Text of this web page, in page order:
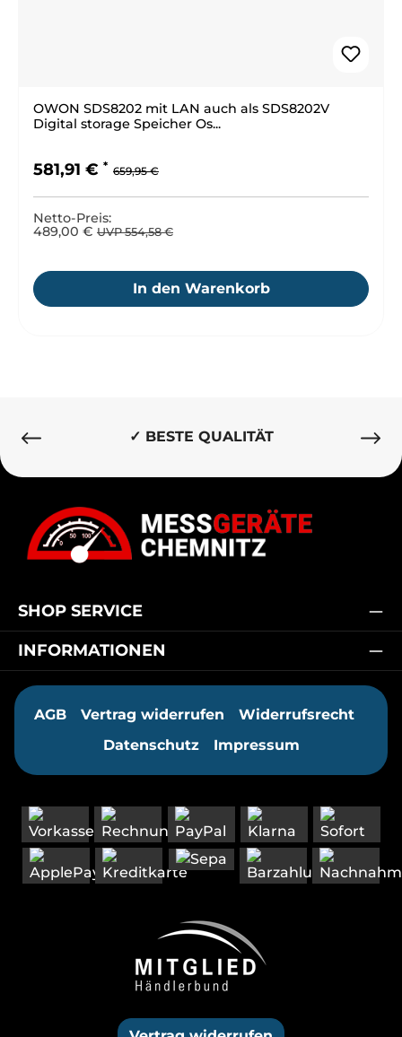
OWON SDS8202 mit LAN auch als SDS8202V
Digital storage Speicher Os...
Verkaufspreis:
581,91 € Regulärer Preis:
659,95 €
Netto-Preis:
489,00 € UVP 554,58 €
In den Warenkorb
✓ BESTE QUALITÄT
SHOP SERVICE
INFORMATIONEN
AGB Vertrag widerrufen
Widerrufsrecht
Datenschutz
Impressum